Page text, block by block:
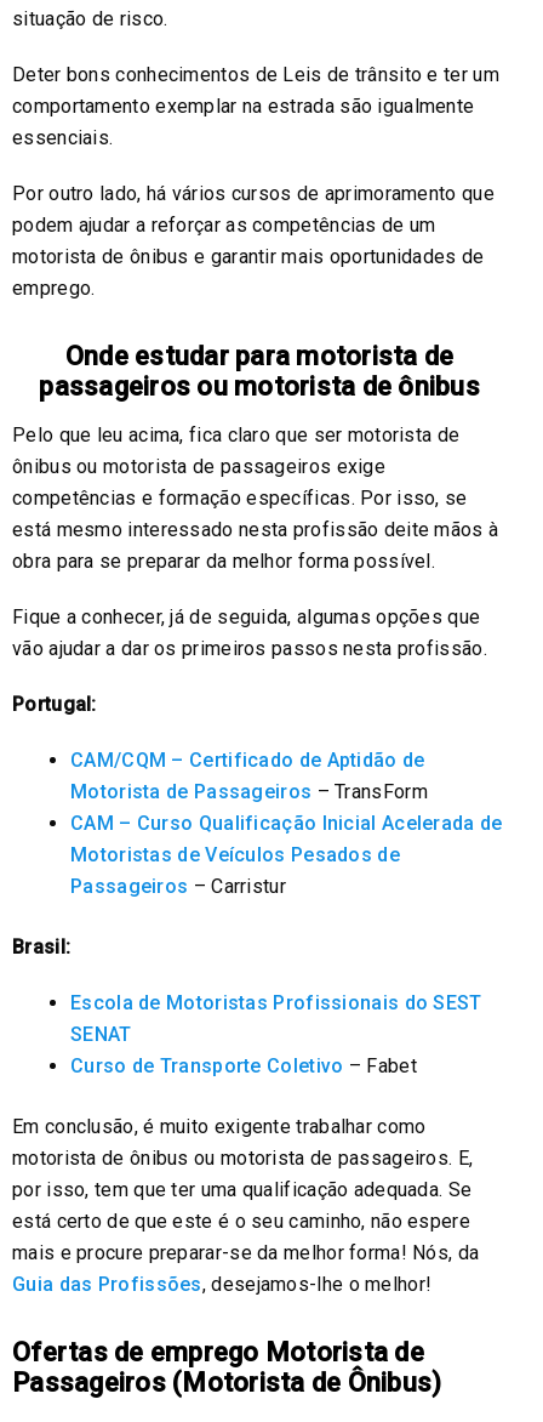
situação de risco.
Deter bons conhecimentos de Leis de trânsito e ter um
comportamento exemplar na estrada são igualmente
essenciais.
Por outro lado, há vários cursos de aprimoramento que
podem ajudar a reforçar as competências de um
motorista de ônibus e garantir mais oportunidades de
emprego.
Onde estudar para motorista de
passageiros ou motorista de ônibus
Pelo que leu acima, fica claro que ser motorista de
ônibus ou motorista de passageiros exige
competências e formação específicas. Por isso, se
está mesmo interessado nesta profissão deite mãos à
obra para se preparar da melhor forma possível.
Fique a conhecer, já de seguida, algumas opções que
vão ajudar a dar os primeiros passos nesta profissão.
Portugal:
CAM/CQM – Certificado de Aptidão de
Motorista de Passageiros – TransForm
CAM – Curso Qualificação Inicial Acelerada de
Motoristas de Veículos Pesados de
Passageiros – Carristur
Brasil:
Escola de Motoristas Profissionais do SEST
SENAT
Curso de Transporte Coletivo – Fabet
Em conclusão, é muito exigente trabalhar como
motorista de ônibus ou motorista de passageiros. E,
por isso, tem que ter uma qualificação adequada. Se
está certo de que este é o seu caminho, não espere
mais e procure preparar-se da melhor forma! Nós, da
Guia das Profissões, desejamos-lhe o melhor!
Ofertas de emprego Motorista de
Passageiros (Motorista de Ônibus)